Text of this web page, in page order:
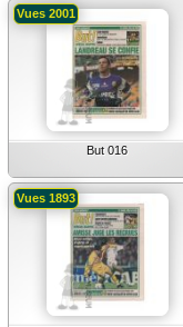
But 016
Vues 2001
Vues 1893